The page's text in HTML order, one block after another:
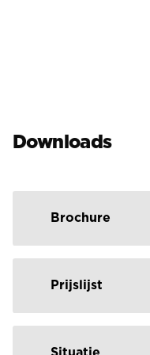
Downloads
Brochure
Prijslijst